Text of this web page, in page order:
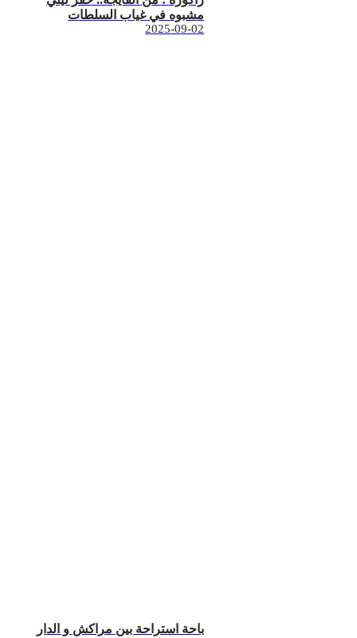
مشبوه في غياب السلطات
2025-09-02
باحة استراحة بين مراكش و الدار